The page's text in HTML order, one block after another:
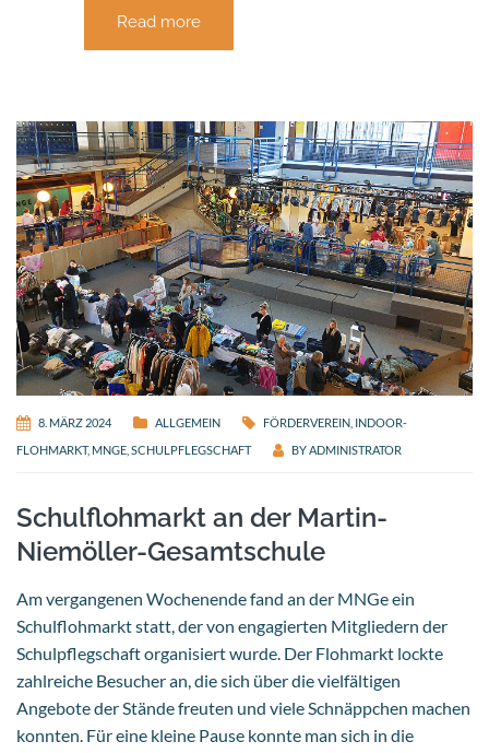
Read more
8. MÄRZ 2024 ALLGEMEIN FÖRDERVEREIN INDOOR-
FLOHMARKT, MNGE SCHULPFLEGSCHAFT BY ADMINISTRATOR
Schulflohmarkt an der Martin-
Niemöller-Gesamtschule
Am vergangenen Wochenende fand an der MNGe ein
Schulflohmarkt statt, der von engagierten Mitgliedern der
Schulpflegschaft organisiert wurde. Der Flohmarkt lockte
zahlreiche Besucher an, die sich über die vielfältigen
Angebote der Stände freuten und viele Schnäppchen machen
konnten. Für eine kleine Pause konnte man sich in die